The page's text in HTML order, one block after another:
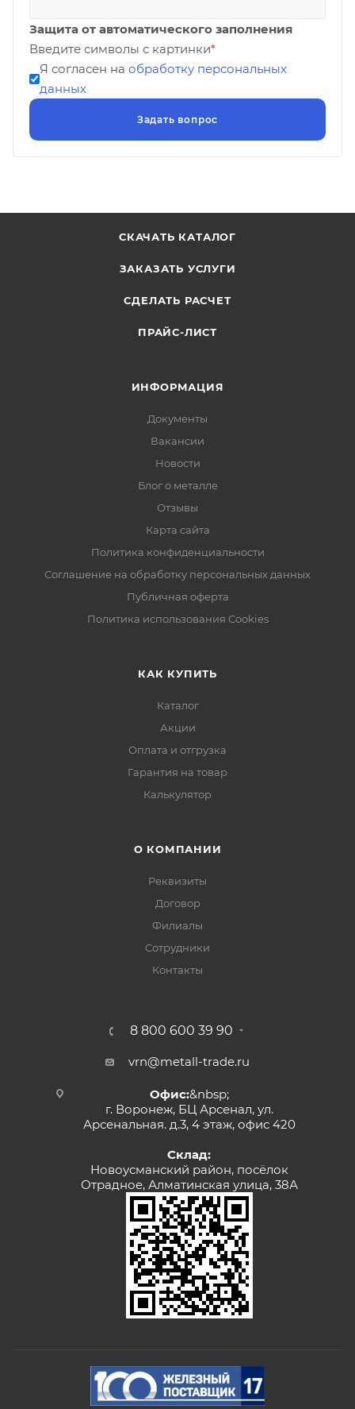
Защита от автоматического заполнения
Введите символы с картинки*
Я согласен на обработку персональных
данных
СКАЧАТЬ КАТАЛОГ
ЗАКАЗАТЬ УСЛУГИ
СДЕЛАТЬ РАСЧЕТ
ПРАЙС-ЛИСТ
ИНФОРМАЦИЯ
Документы
Вакансии
Новости
Блог о металле
Отзывы
Карта сайта
Политика конфиденциальности
Соглашение на обработку персональных данных
Публичная оферта
Политика использования Cookies
КАК КУПИТЬ
Каталог
Акции
Оплата и отгрузка
Гарантия на товар
Калькулятор
О КОМПАНИИ
Реквизиты
Договор
Филиалы
Сотрудники
Контакты
8 800 600 39 90
vrn@metall-trade.ru
Офис:&nbsp;
г. Воронеж, БЦ Арсенал, ул.
Арсенальная. д.3, 4 этаж, офис 420
Склад:
Новоусманский район, посёлок
Отрадное, Алматинская улица, 38А